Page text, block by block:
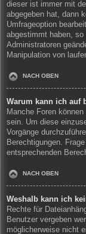
dieser ist immer mit
abgegeben hat, dann
Umfrageoption
abgestimmt haben, so
Administratoren
Manipulation von
NACH OBEN
Warum kann ich auf
Manche Foren
sein. Um diese
Vorgänge
Berechtigungen.
entsprechenden
NACH OBEN
Weshalb kann ich
Rechte für
Benutzer vergeben
möglicherweise nicht